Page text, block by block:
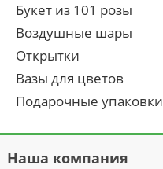
Букет из 101 розы
Воздушные шары
Открытки
Вазы для цветов
Подарочные упаковки
Наша компания